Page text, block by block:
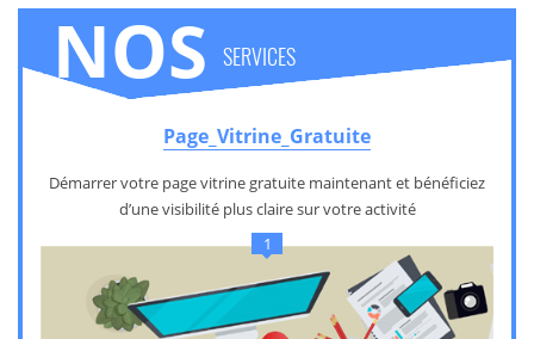
NOS SERVICES
Page_Vitrine_Gratuite
Démarrer votre page vitrine gratuite maintenant et bénéficiez
d’une visibilité plus claire sur votre activité
1